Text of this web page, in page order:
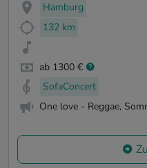
Hamburg
132 km
ab 1300 €
SofaConcert
One love - Reggae,